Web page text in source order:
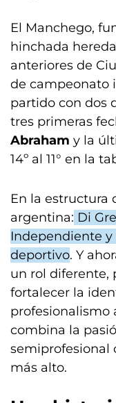
El Manchego,
hinchada
anteriores de
de campeonato
partido con dos
tres primeras
Abraham y la
14º al 11° en la
En la estructura
argentina: Di
Independiente
deportivo. Y
un rol diferente,
fortalecer la
profesionalismo
combina la
semiprofesional
más alto.